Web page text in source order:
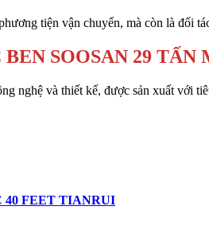
tiện vận chuyển, mà còn là đối
SOOSAN 29 TẤN
nghệ và thiết kế, được sản xuất với
40 FEET TIANRUI